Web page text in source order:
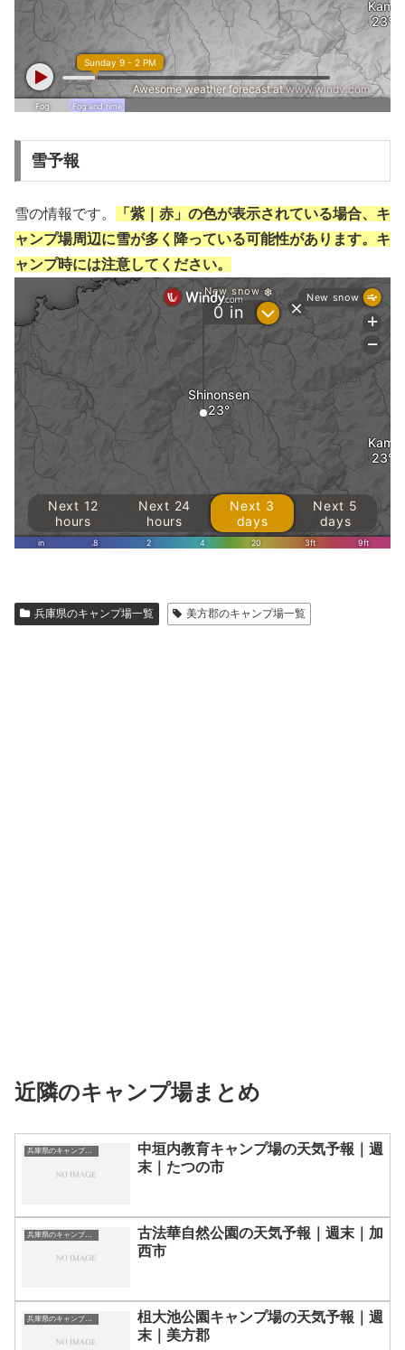
雪予報
雪の情報です。
「紫｜赤」の色が表示されている場合、キ
ャンプ場周辺に雪が多く降っている可能性があります。キ
ャンプ時には注意してください。
兵庫県のキャンプ場一覧 美方郡のキャンプ場一覧
近隣のキャンプ場まとめ
兵庫県のキャンプ場一覧
中垣内教育キャンプ場の天気予報｜週
末｜たつの市
兵庫県のキャンプ場一覧
古法華自然公園の天気予報｜週末｜加
西市
兵庫県のキャンプ場一覧
柤大池公園キャンプ場の天気予報｜週
末｜美方郡